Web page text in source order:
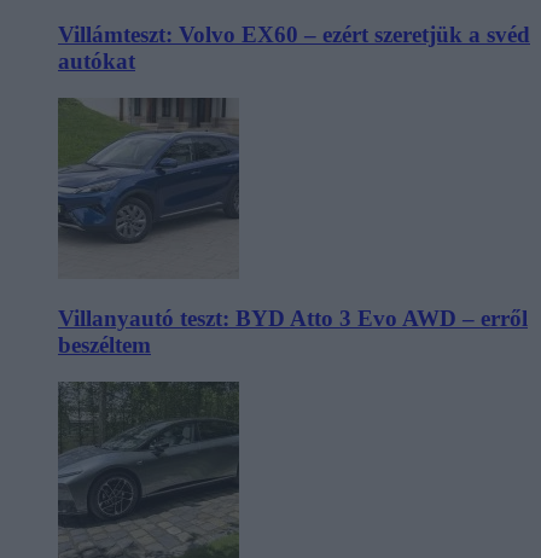
Villámteszt: Volvo EX60 – ezért szeretjük a svéd
autókat
Villanyautó teszt: BYD Atto 3 Evo AWD – erről
beszéltem